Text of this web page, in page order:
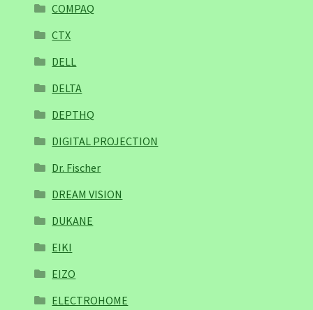
COMPAQ
CTX
DELL
DELTA
DEPTHQ
DIGITAL PROJECTION
Dr. Fischer
DREAM VISION
DUKANE
EIKI
EIZO
ELECTROHOME